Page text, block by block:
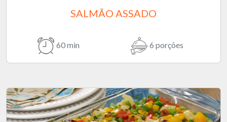
SALMÃO ASSADO
60 min 6 porções